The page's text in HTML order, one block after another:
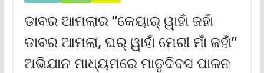
ଡାବର ଆମଲାର “କେୟାର୍ ୱାହାଁ ଜହାଁ
ଡାବର ଆମଲା, ଘର୍ ୱାହାଁ ମେରୀ ମାଁ ଜହାଁ”
ଅଭିଯାନ ମାଧ୍ୟମରେ ମାତୃଦିବସ ପାଳନ